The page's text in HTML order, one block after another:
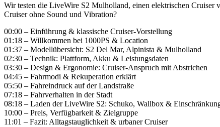
Wir testen die LiveWire S2 Mulholland, einen elektrischen
Cruiser ohne Sound und Vibration?
00:00 – Einführung & klassische Cruiser-Vorstellung
01:18 – Willkommen bei 1000PS & Location
01:37 – Modellübersicht: S2 Del Mar, Alpinista & Mulholland
02:30 – Technik: Plattform, Akku & Leistungsdaten
03:30 – Design & Ergonomie: Cruiser-Anspruch mit Abstrichen
04:45 – Fahrmodi & Rekuperation erklärt
05:50 – Fahreindruck auf der Landstraße
07:18 – Fahrverhalten in der Stadt
08:18 – Laden der LiveWire S2: Schuko, Wallbox &
10:00 – Preis, Verfügbarkeit & Zielgruppe
11:01 – Fazit: Alltagstauglichkeit & urbaner Cruiser